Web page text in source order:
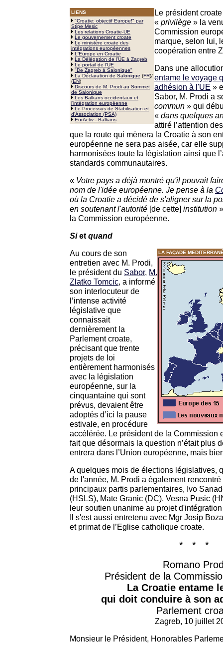
LIENS
"Croatie: objectif Europe!" par
Stipe Mesic
Les relations Croatie-UE
Le gouvernement croate
Le ministère croate des
intégrations européennes
L'Europe en Croatie
La Délégation de l'UE à Zagreb
Le portail de l'UE
"De Zagreb à Salonique"
La Déclaration de Salonique (FR)/
(EN)
Discours de M. Prodi au Sommet
de Salonique
Les Balkans occidentaux et
l'intégration européenne
Le Processus de Stabilisation et
d'Association (PSA)
EurActiv - Balkans
Le président
« privilège » la
Commission
marque, selon lui,
coopération entre
Dans une
entame le voyage
adhésion à l'UE »
Sabor, M. Prodi a
commun » qui
« dans quelques
attiré l’attention
que la route qui mènera la Croatie à son
européenne ne sera pas aisée, car elle
harmonisées toute la législation ainsi que
standards communautaires.
« Votre pays a déjà montré qu'il pouvait
nom de l'idée européenne. Je pense à la
où la Croatie a décidé de s'aligner sur la
en soutenant l'autorité [de cette] institution
la Commission européenne.
Siet quand
LA FAÇADE
Au cours de son
entretien avec M. Prodi,
le président du Sabor, M.
Zlatko Tomcic, a informé
son interlocuteur de
l’intense activité
législative que
connaissait
dernièrement la
Parlement croate,
précisant que trente
projets de loi
entièrement harmonisés
avec la législation
européenne, sur la
cinquantaine qui sont
prévus, devaient être
adoptés d’ici la pause
estivale, en procédure
accélérée. Le président de la Commission
fait que désormais la question n’était plus
entrera dans l’Union européenne, mais
A quelques mois de élections législatives,
de l'année, M. Prodi a également
principaux partis parlementaires, Ivo
(HSLS), Mate Granic (DC), Vesna Pusic
leur soutien unanime au projet
Il s'est aussi entretenu avec Mgr Josip
et primat de l’Eglise catholique croate.
* * *
Romano
Président de la
La Croatie entame
qui doit conduire à son
Parlement
Zagreb, 10 juillet
Monsieur le Président, Honorables